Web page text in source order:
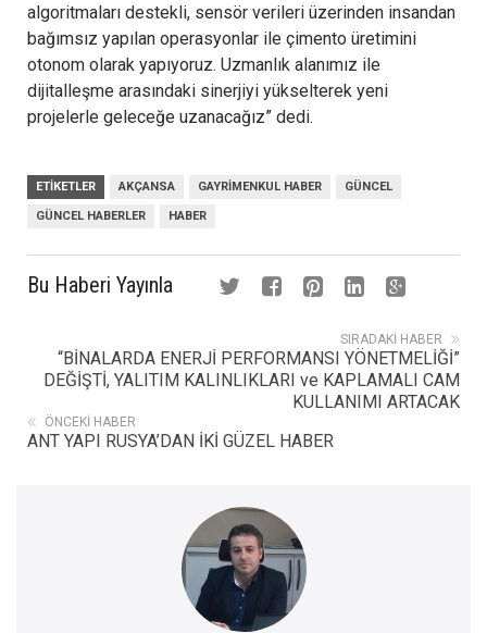
algoritmaları destekli, sensör verileri üzerinden insandan
bağımsız yapılan operasyonlar ile çimento üretimini
otonom olarak yapıyoruz. Uzmanlık alanımız ile
dijitalleşme arasındaki sinerjiyi yükselterek yeni
projelerle geleceğe uzanacağız” dedi.
ETIKETLER AKÇANSA GAYRIMENKUL HABER GÜNCEL
GÜNCEL HABERLER HABER
Bu Haberi Yayınla
SIRADAKI HABER
“BİNALARDA ENERJİ PERFORMANSI YÖNETMELİĞİ”
DEĞİŞTİ, YALITIM KALINLIKLARI ve KAPLAMALI CAM
KULLANIMI ARTACAK
ÖNCEKI HABER
ANT YAPI RUSYA’DAN İKİ GÜZEL HABER